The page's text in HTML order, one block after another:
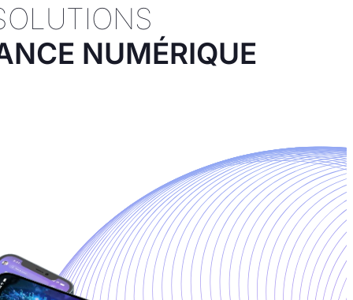
NUMÉRIQUE